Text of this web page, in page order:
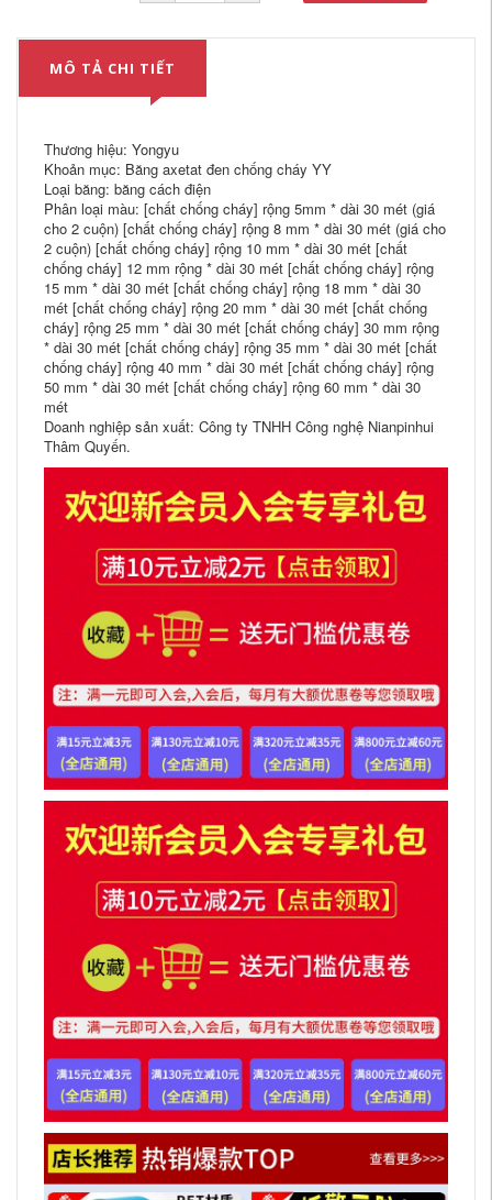
MÔ TẢ CHI TIẾT
Thương hiệu: Yongyu
Khoản mục: Băng axetat đen chống cháy YY
Loại băng: băng cách điện
Phân loại màu: [chất chống cháy] rộng 5mm * dài 30 mét (giá
cho 2 cuộn) [chất chống cháy] rộng 8 mm * dài 30 mét (giá cho
2 cuộn) [chất chống cháy] rộng 10 mm * dài 30 mét [chất
chống cháy] 12 mm rộng * dài 30 mét [chất chống cháy] rộng
15 mm * dài 30 mét [chất chống cháy] rộng 18 mm * dài 30
mét [chất chống cháy] rộng 20 mm * dài 30 mét [chất chống
cháy] rộng 25 mm * dài 30 mét [chất chống cháy] 30 mm rộng
* dài 30 mét [chất chống cháy] rộng 35 mm * dài 30 mét [chất
chống cháy] rộng 40 mm * dài 30 mét [chất chống cháy] rộng
50 mm * dài 30 mét [chất chống cháy] rộng 60 mm * dài 30
mét
Doanh nghiệp sản xuất: Công ty TNHH Công nghệ Nianpinhui
Thâm Quyến.